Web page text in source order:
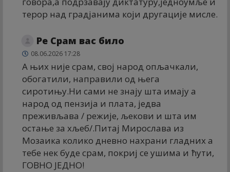
терор над градјанима који другације мисле.
Ре Срам вас било
08.06.2026 17:28
А њих није срам, свој народ опљачкали,
обогатили, направили од њега
сиротињу.Ни сами не знају шта имају а
народ од пензија и плата, једва
преживљава / режије, љекови и шта им
остање за хљеб/.Питај Мирослава из
Мозаика колико дневно нахрани гладних а
тебе нек буде срам, покриј се ушима и ћути,
ГОВНО ЈЕДНО!